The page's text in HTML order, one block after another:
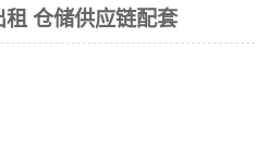
仓储供应链配套